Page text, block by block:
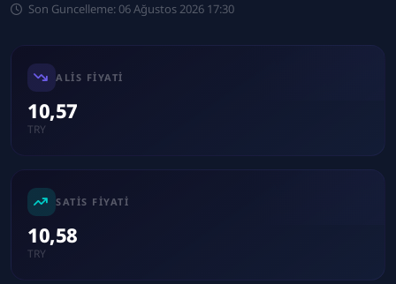
Son Guncelleme: 06 Ağustos 2026 17:30
ALIS FIYATI
10,57
TRY
SATIS FIYATI
10,58
TRY